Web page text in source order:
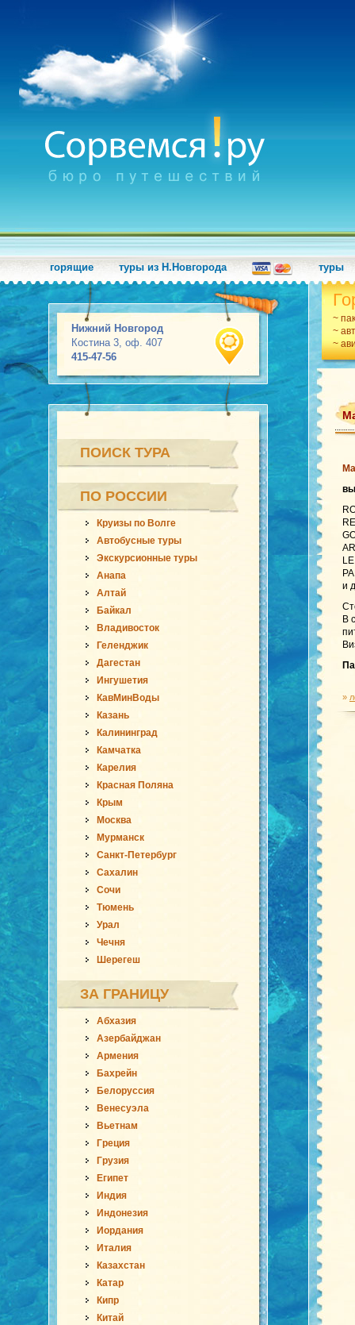
горящие туры из Н.Новгорода туры
Нижний Новгород
Костина 3, оф. 407
415-47-56
~
~
~
ПОИСК ТУРА
ПО РОССИИ
Круизы по Волге
Автобусные туры
Экскурсионные туры
Анапа
Алтай
Байкал
Владивосток
Геленджик
Дагестан
Ингушетия
КавМинВоды
Казань
Калининград
Камчатка
Карелия
Красная Поляна
Крым
Москва
Мурманск
Санкт-Петербург
Сахалин
Сочи
Тюмень
Урал
Чечня
Шерегеш
ЗА ГРАНИЦУ
Абхазия
Азербайджан
Армения
Бахрейн
Белоруссия
Венесуэла
Вьетнам
Греция
Грузия
Египет
Индия
Индонезия
Иордания
Италия
Казахстан
Катар
Кипр
Китай
и
В
»